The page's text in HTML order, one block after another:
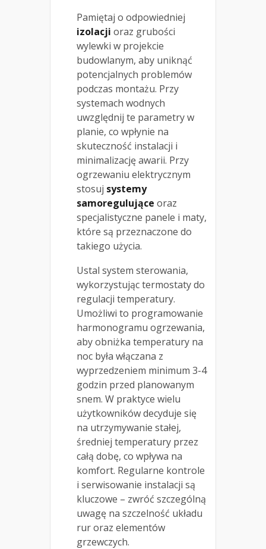
Pamiętaj o odpowiedniej
izolacji oraz grubości
wylewki w projekcie
budowlanym, aby uniknąć
potencjalnych problemów
podczas montażu. Przy
systemach wodnych
uwzględnij te parametry w
planie, co wpłynie na
skuteczność instalacji i
minimalizację awarii. Przy
ogrzewaniu elektrycznym
stosuj systemy
samoregulujące oraz
specjalistyczne panele i maty,
które są przeznaczone do
takiego użycia.
Ustal system sterowania,
wykorzystując termostaty do
regulacji temperatury.
Umożliwi to programowanie
harmonogramu ogrzewania,
aby obniżka temperatury na
noc była włączana z
wyprzedzeniem minimum 3-4
godzin przed planowanym
snem. W praktyce wielu
użytkowników decyduje się
na utrzymywanie stałej,
średniej temperatury przez
całą dobę, co wpływa na
komfort. Regularne kontrole
i serwisowanie instalacji są
kluczowe – zwróć szczególną
uwagę na szczelność układu
rur oraz elementów
grzewczych.